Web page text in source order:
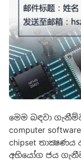
මෙම බඳවා
computer
chipset
අභියෝග ජය